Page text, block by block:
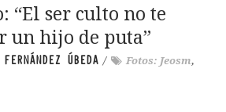
“El ser culto no te
un hijo de puta”
ÚBEDA / Fotos: Jeosm,